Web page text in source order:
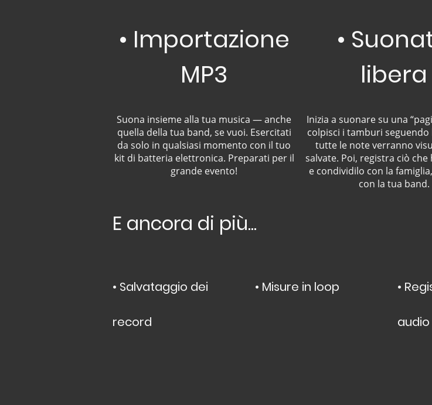
• Importazione
MP3
Suona insieme alla tua musica — anche
quella della tua band, se vuoi. Esercitati
da solo in qualsiasi momento con il tuo
kit di batteria elettronica. Preparati per il
grande evento!
•
libera
Inizia a suonare su una
colpisci i tamburi seguendo
tutte le note verranno
salvate. Poi, registra ciò
e condividilo con la
con la tua band.
E ancora di più...
• Salvataggio dei
record
• Misure in loop •